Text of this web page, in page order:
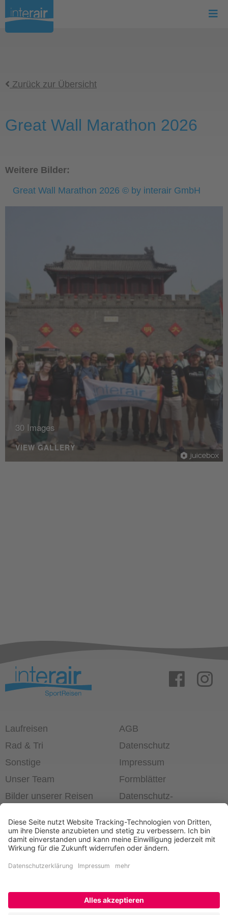
Zurück zur Übersicht
Great Wall Marathon 2026
Weitere Bilder:
Great Wall Marathon 2026 © by interair GmbH
30 Images
VIEW GALLERY
Laufreisen
Rad & Tri
Sonstige
Unser Team
Bilder unserer Reisen
AGB
Datenschutz
Impressum
Formblätter
Datenschutz­
Laufend die Welt erleben! ®